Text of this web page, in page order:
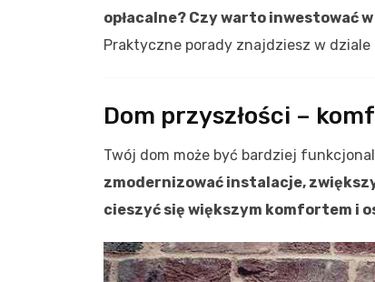
opłacalne? Czy warto inwestować
Praktyczne porady znajdziesz w dziale
Dom przyszłości –
Twój dom może być bardziej
zmodernizować instalacje,
cieszyć się większym komfortem i